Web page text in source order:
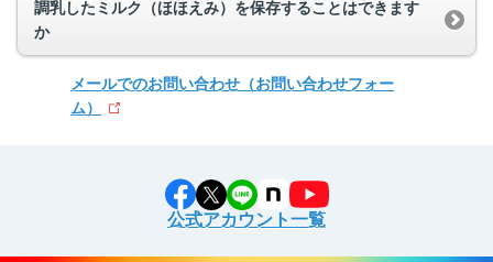
調乳したミルク（ほほえみ）を保存することはできます
か
メールでのお問い合わせ （お問い合わせフォー
ム）
公式アカウント一覧